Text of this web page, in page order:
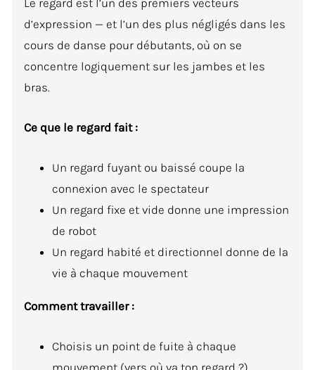
d’expression — et l’un des plus négligés dans les
cours de danse pour débutants, où on se
concentre logiquement sur les jambes et les
bras.
Ce que le regard fait :
Un regard fuyant ou baissé coupe la
connexion avec le spectateur
Un regard fixe et vide donne une impression
de robot
Un regard habité et directionnel donne de la
vie à chaque mouvement
Comment travailler :
Choisis un point de fuite à chaque